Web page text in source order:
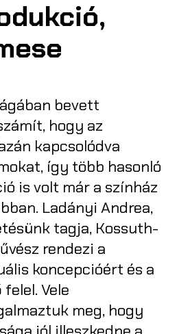
bevett
hogy az
kapcsolódva
így több hasonló
is volt már a színház
Ladányi Andrea,
tagja, Kossuth-
rendezi a
koncepcióért és a
Vele
meg, hogy